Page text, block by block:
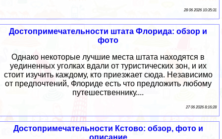
28 06 2026 10:35:31
Достопримечательности штата Флорида: обзор и
фото
Однако некоторые лучшие места штата находятся в
уединенных уголках вдали от туристических зон, и их
стоит изучить каждому, кто приезжает сюда. Независимо
от предпочтений, Флориде есть что предложить любому
путешественнику....
27 06 2026 8:16:28
Достопримечательности Кстово: обзор, фото и
описание